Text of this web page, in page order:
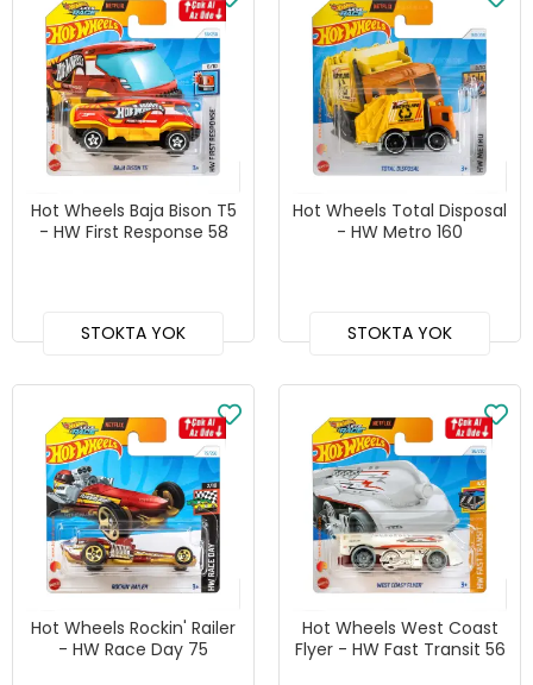
Hot Wheels Baja Bison T5
- HW First Response 58
STOKTA YOK
Hot Wheels Total Disposal
- HW Metro 160
STOKTA YOK
Hot Wheels Rockin' Railer
- HW Race Day 75
Hot Wheels West Coast
Flyer - HW Fast Transit 56